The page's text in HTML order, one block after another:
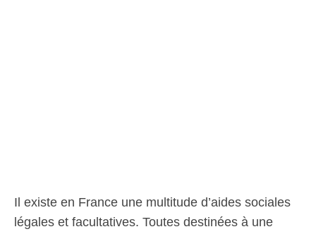
Il existe en France une multitude d’aides sociales
légales et facultatives. Toutes destinées à une